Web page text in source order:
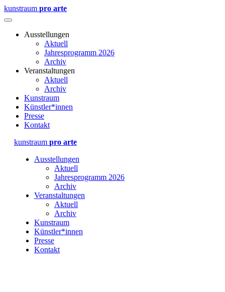
kunstraum pro arte
Ausstellungen
Aktuell
Jahresprogramm 2026
Archiv
Veranstaltungen
Aktuell
Archiv
Kunstraum
Künstler*innen
Presse
Kontakt
kunstraum pro arte
Ausstellungen
Aktuell
Jahresprogramm 2026
Archiv
Veranstaltungen
Aktuell
Archiv
Kunstraum
Künstler*innen
Presse
Kontakt